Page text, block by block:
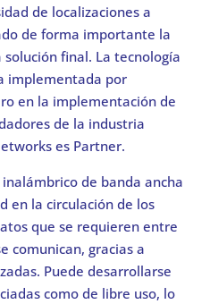
de localizaciones a
de forma importante la
final. La tecnología
implementada por
en la implementación de
de la industria
es Partner.
de banda ancha
en la circulación de los
que se requieren entre
comunican, gracias a
Puede desarrollarse
como de libre uso, lo